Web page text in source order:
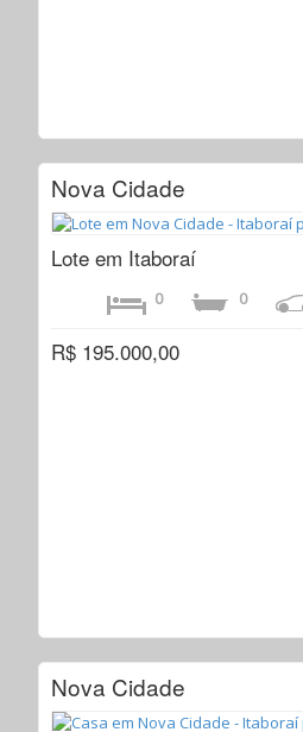
Nova Cidade
Lote em Itaboraí
0 0
R$ 195.000,00
Nova Cidade